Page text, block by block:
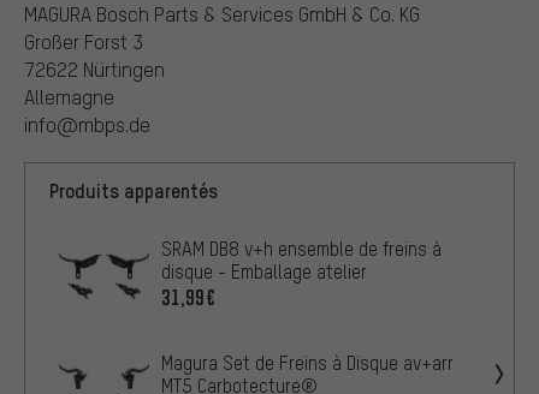
MAGURA Bosch Parts & Services GmbH & Co. KG
Großer Forst 3
72622 Nürtingen
Allemagne
info@mbps.de
Produits apparentés
SRAM DB8 v+h ensemble de freins à
disque - Emballage atelier
31,99€
Magura Set de Freins à Disque av+arr
MT5 Carbotecture®